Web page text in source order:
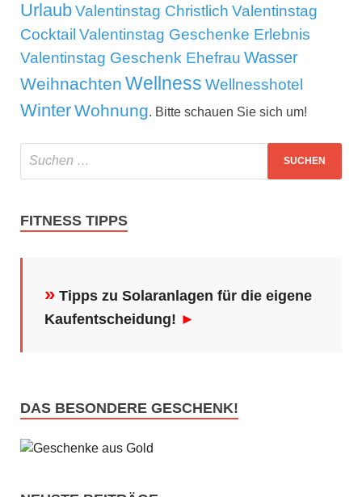
UrlaubValentinstag Christlich Valentinstag
Cocktail Valentinstag Geschenke Erlebnis
Valentinstag Geschenk Ehefrau Wasser
Weihnachten Wellness Wellnesshotel
WinterWohnung. Bitte schauen Sie sich um!
FITNESS TIPPS
» Tipps zu Solaranlagen für die eigene
Kaufentscheidung! ►
DAS BESONDERE GESCHENK!